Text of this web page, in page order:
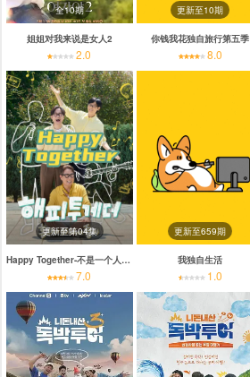
全10期
姐姐对我来说是女人2
2.0
更新至10期
你钱我花独自旅行第五季
8.0
更新至第04集
Happy Together-不是一个人真好
7.0
更新至659期
我独自生活
1.0